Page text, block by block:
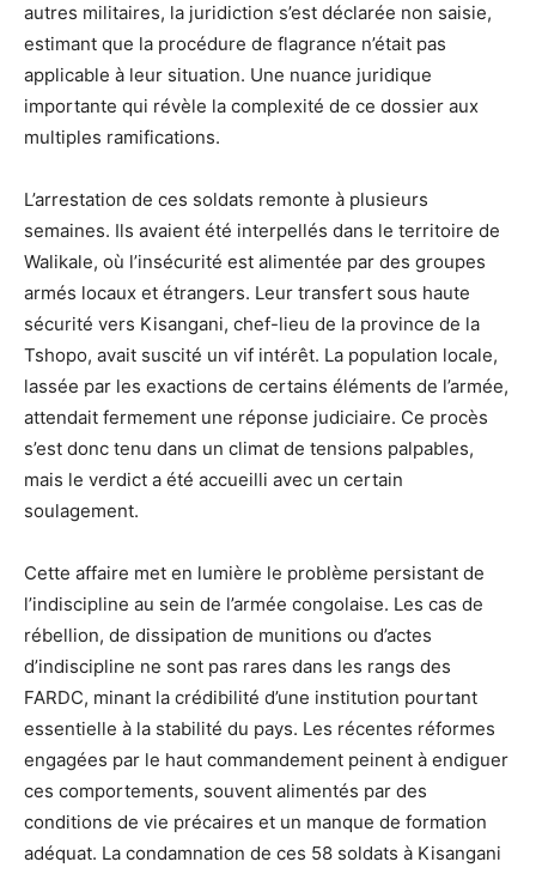
autres militaires, la juridiction s’est déclarée non saisie,
estimant que la procédure de flagrance n’était pas
applicable à leur situation. Une nuance juridique
importante qui révèle la complexité de ce dossier aux
multiples ramifications.
L’arrestation de ces soldats remonte à plusieurs
semaines. Ils avaient été interpellés dans le territoire de
Walikale, où l’insécurité est alimentée par des groupes
armés locaux et étrangers. Leur transfert sous haute
sécurité vers Kisangani, chef-lieu de la province de la
Tshopo, avait suscité un vif intérêt. La population locale,
lassée par les exactions de certains éléments de l’armée,
attendait fermement une réponse judiciaire. Ce procès
s’est donc tenu dans un climat de tensions palpables,
mais le verdict a été accueilli avec un certain
soulagement.
Cette affaire met en lumière le problème persistant de
l’indiscipline au sein de l’armée congolaise. Les cas de
rébellion, de dissipation de munitions ou d’actes
d’indiscipline ne sont pas rares dans les rangs des
FARDC, minant la crédibilité d’une institution pourtant
essentielle à la stabilité du pays. Les récentes réformes
engagées par le haut commandement peinent à endiguer
ces comportements, souvent alimentés par des
conditions de vie précaires et un manque de formation
adéquat. La condamnation de ces 58 soldats à Kisangani